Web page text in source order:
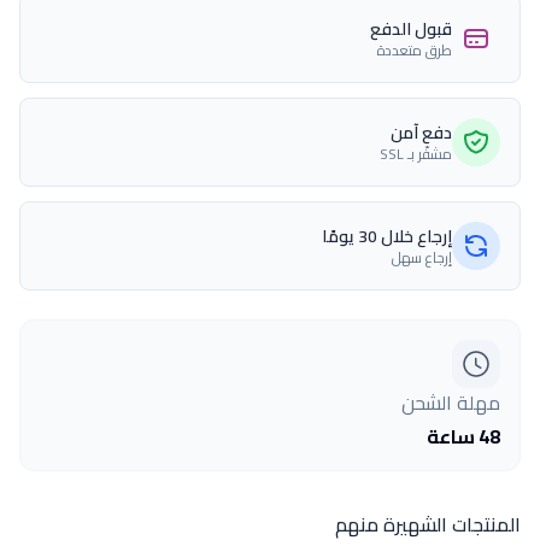
قبول الدفع
طرق متعددة
دفع آمن
مشفّر بـ SSL
إرجاع خلال 30 يومًا
إرجاع سهل
مهلة الشحن
48 ساعة
المنتجات الشهيرة منهم